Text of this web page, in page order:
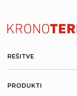
REŠITVE
PRODUKTI